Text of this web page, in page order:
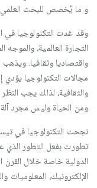
و ما يُخصص للبحث
وقد غدت التكنولوجيا في
التجارة العالمية،
واقتصاديا وثقافيا. ويذهب
مجالات التكنولوجيا يؤدي
والثقافية، لذلك يجب
ومن الحياة وليس مجرد آلة
نجحت التكنولوجيا في
تطورت بفعل التطور الذي
الدولية خاصة خلال القرن
الإلكترونيك، المعلوميات